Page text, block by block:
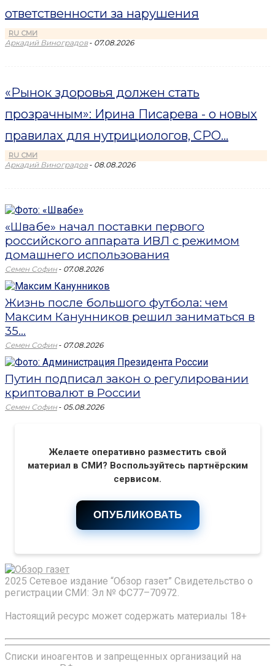
ответственности за нарушения
RU СМИ
Аркадий Виноградов - 07.08.2026
«Рынок здоровья должен стать
прозрачным»: Ирина Писарева - о новых
правилах для нутрициологов, СРО...
RU СМИ
Аркадий Виноградов - 08.08.2026
«Швабе» начал поставки первого
российского аппарата ИВЛ с режимом
домашнего использования
Семен Софин - 07.08.2026
Жизнь после большого футбола: чем
Максим Канунников решил заниматься в
35...
Семен Софин - 07.08.2026
Путин подписал закон о регулировании
криптовалют в России
Семен Софин - 05.08.2026
Желаете оперативно разместить свой
материал в СМИ? Воспользуйтесь партнёрским
сервисом.
ОПУБЛИКОВАТЬ
2025 Сетевое издание “Обзор газет” Свидетельство о
регистрации СМИ: Эл № ФС77–70972.
Настоящий ресурс может содержать материалы 18+
Списки иноагентов и запрещенных организаций на